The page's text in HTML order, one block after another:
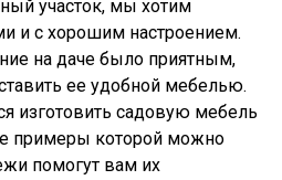
участок, мы хотим
и с хорошим настроением.
на даче было приятным,
ее удобной мебелью.
изготовить садовую мебель
примеры которой можно
помогут вам их